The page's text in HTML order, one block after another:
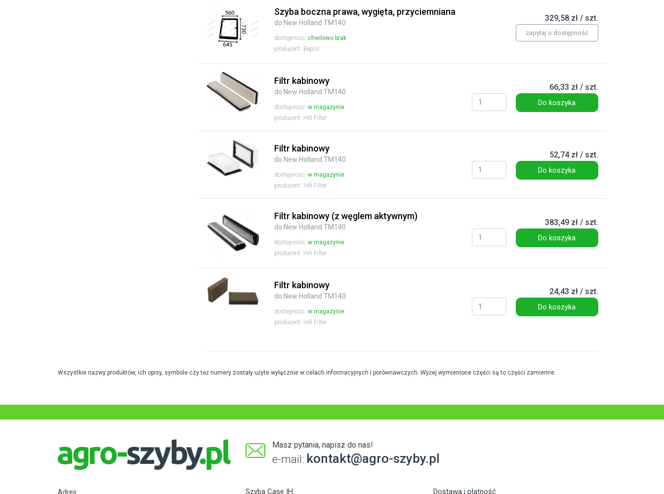
Szyba boczna prawa, wygięta, przyciemniana
do New Holland TM140
dostępność:chwilowo brak
producent: Bepco
329,58 zł / szt.
zapytaj o dostępność
Filtr kabinowy
do New Holland TM140
dostępność:w magazynie
producent: Hifi Filter
66,33 zł / szt.
Do koszyka
Filtr kabinowy
do New Holland TM140
dostępność:w magazynie
producent: Hifi Filter
52,74 zł / szt.
Do koszyka
Filtr kabinowy (z węglem aktywnym)
do New Holland TM140
dostępność:w magazynie
producent: Hifi Filter
383,49 zł / szt.
Do koszyka
Filtr kabinowy
do New Holland TM140
dostępność:w magazynie
producent: Hifi Filter
24,43 zł / szt.
Do koszyka
Wszystkie nazwy produktów, ich opisy, symbole czy też numery zostały użyte wyłącznie w celach informacyjnych i porównawczych. Wyżej wymienione części są to części zamienne.
Masz pytania, napisz do nas!
e-mail: kontakt@agro-szyby.pl
Adres: Szyba Case IH Dostawa i płatność